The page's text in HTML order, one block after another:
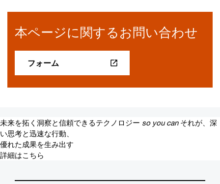
本ページに関するお問い合わせ
フォーム
未来を拓く洞察と信頼できるテクノロジー so you can それが、深
い思考と迅速な行動、
優れた成果を生み出す
詳細はこちら